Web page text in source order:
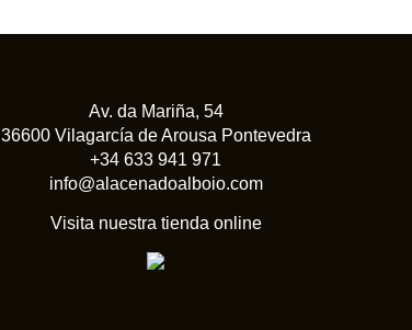
Av. da Mariña, 54
36600 Vilagarcía de Arousa Pontevedra
+34 633 941 971
info@alacenadoalboio.com
Visita nuestra tienda online